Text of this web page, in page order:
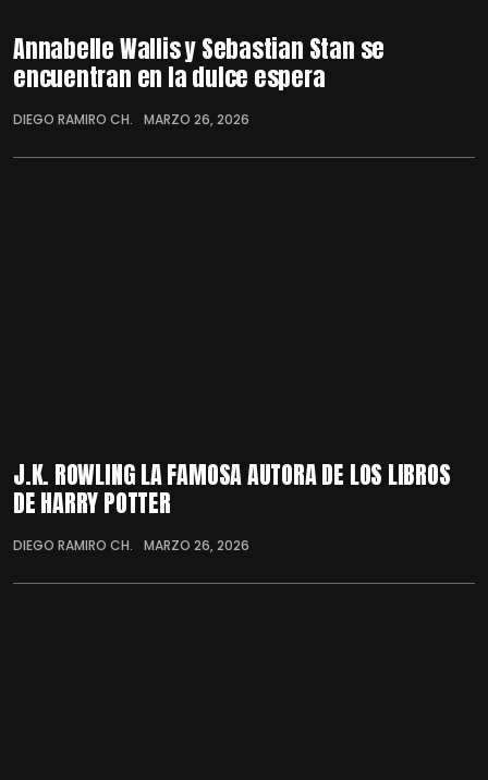
Annabelle Wallis y Sebastian Stan se
encuentran en la dulce espera
DIEGO RAMIRO CH. MARZO 26, 2026
J.K. ROWLING LA FAMOSA AUTORA DE LOS LIBROS
DE HARRY POTTER
DIEGO RAMIRO CH. MARZO 26, 2026